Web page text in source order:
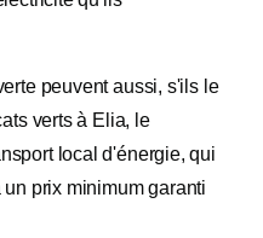
peuvent aussi, s'ils le
verts à Elia, le
local d'énergie, qui
prix minimum garanti